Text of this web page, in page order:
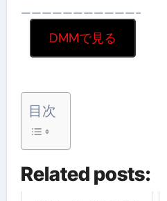
———————————-
DMMで見る
目次
Related posts: